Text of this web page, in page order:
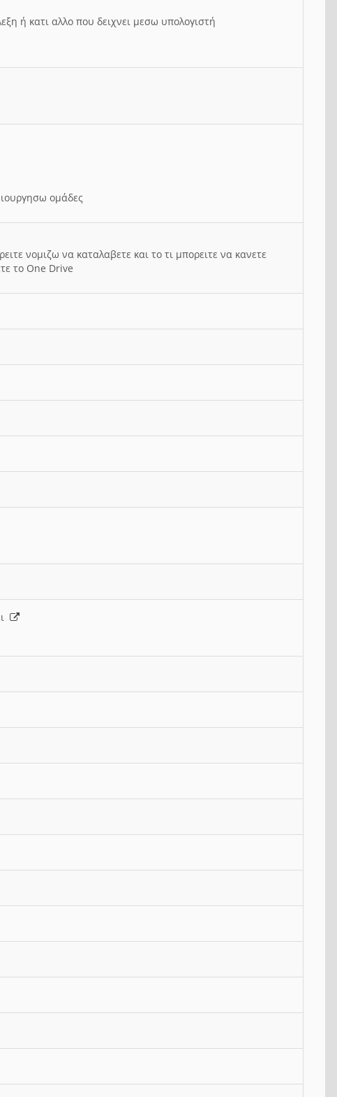
ή κατι αλλο που δειχνει μεσω υπολογιστή
ομάδες
νομιζω να καταλαβετε και το τι μπορειτε να κανετε
το One Drive